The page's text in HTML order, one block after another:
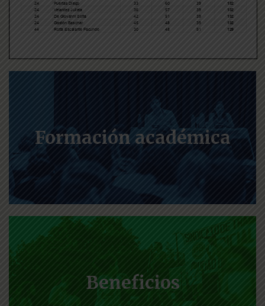
Formación académica
Beneficios